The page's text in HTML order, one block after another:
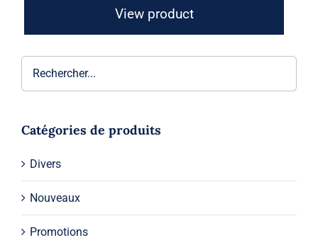
View product
Catégories de produits
Divers
Nouveaux
Promotions